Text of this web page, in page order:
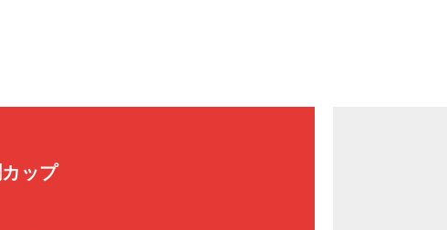
ップ